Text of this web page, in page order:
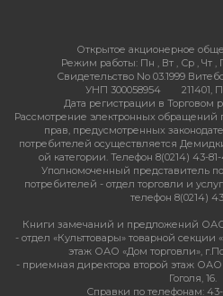
Открытое акционерное
Режим работы: Пн , Вт , Ср , Чт ,
Свидетельство No 03.1999
УНП 300058954
211401,
Дата регистрации в Торговом
Рассмотрение электронных
прав, предусмотренных
потребителей осуществляется
ой категории. Телефон 8(0214) 43-
Уполномоченный представитель
потребителей - отдел торговли и
телефон 8(0214)
Книги замечаний и предложений ОАО
- отдел «Культтовары» товарной секции
этаж ОАО «Дом торговли»,
- приемная директора второй этаж ОАО
Гоголя, 16.
Справки по телефонам: